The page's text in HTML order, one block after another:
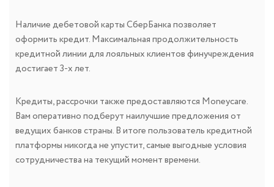
Наличие дебетовой карты СберБанка позволяет
оформить кредит. Максимальная продолжительность
кредитной линии для лояльных клиентов финучреждения
достигает 3-х лет.
Кредиты, рассрочки также предоставляются Moneycare.
Вам оперативно подберут наилучшие предложения от
ведущих банков страны. В итоге пользователь кредитной
платформы никогда не упустит, самые выгодные условия
сотрудничества на текущий момент времени.